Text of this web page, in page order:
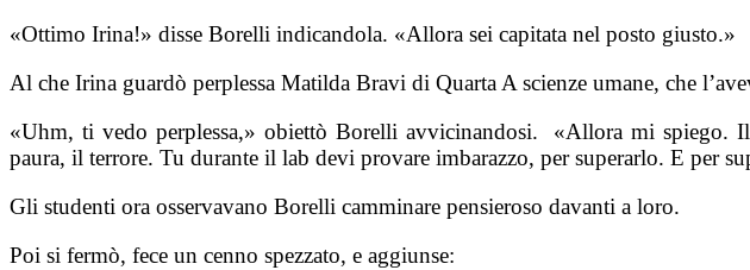
«Ottimo Irina!» disse Borelli indicandola. «Allora sei capitata nel posto giusto.»
Al che Irina guardò perplessa Matilda Bravi di Quarta A scienze umane, che
«Uhm, ti vedo perplessa,» obiettò Borelli avvicinandosi. «Allora mi spiego.
paura, il terrore. Tu durante il lab devi provare imbarazzo, per superarlo. E per
Gli studenti ora osservavano Borelli camminare pensieroso davanti a loro.
Poi si fermò, fece un cenno spezzato, e aggiunse: